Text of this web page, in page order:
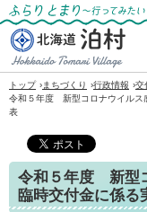
ふらりとまり～行っ
い・帰ってきたい～
北海道 泊村
Hokkaido Tomari
トップ ›まちづくり ›行政情報 ›交
令和５年度 新型コロナウイルス
表
令和５年度 新型
臨時交付金に係る